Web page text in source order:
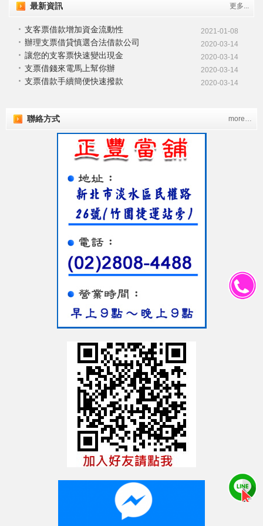
最新資訊 更多...
支客票借款增加資金流動性 2021-01-08
辦理支票借貸慎選合法借款公司 2020-03-14
讓您的支客票快速變出現金 2020-03-14
支票借錢來電馬上幫你辦 2020-03-14
支票借款手續簡便快速撥款 2020-03-14
聯絡方式 more…